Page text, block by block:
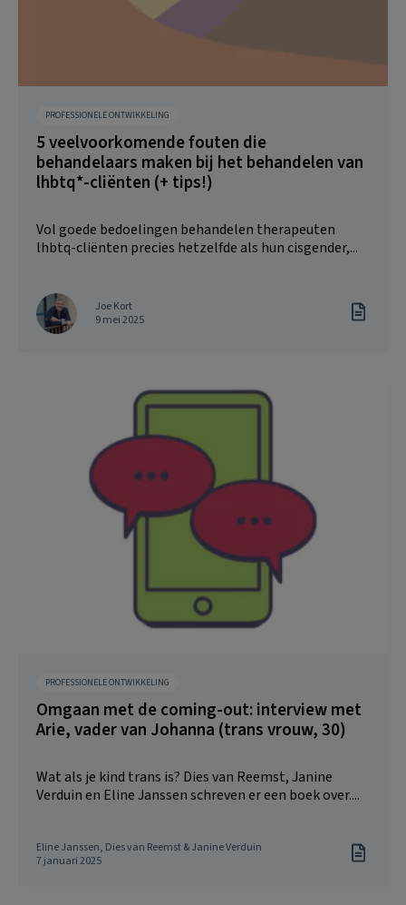
PROFESSIONELE ONTWIKKELING
5 veelvoorkomende fouten die
behandelaars maken bij het behandelen van
lhbtq*-cliënten (+ tips!)
Vol goede bedoelingen behandelen therapeuten
lhbtq-cliënten precies hetzelfde als hun cisgender,...
Joe Kort
9 mei 2025
PROFESSIONELE ONTWIKKELING
Omgaan met de coming-out: interview met
Arie, vader van Johanna (trans vrouw, 30)
Wat als je kind trans is? Dies van Reemst, Janine
Verduin en Eline Janssen schreven er een boek over....
Eline Janssen, Dies van Reemst & Janine Verduin
7 januari 2025